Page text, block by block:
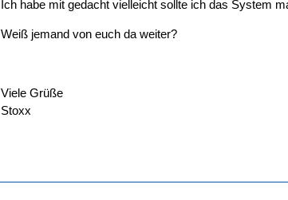
Ich habe mit gedacht vielleicht sollte ich das System
Weiß jemand von euch da weiter?
Viele Grüße
Stoxx